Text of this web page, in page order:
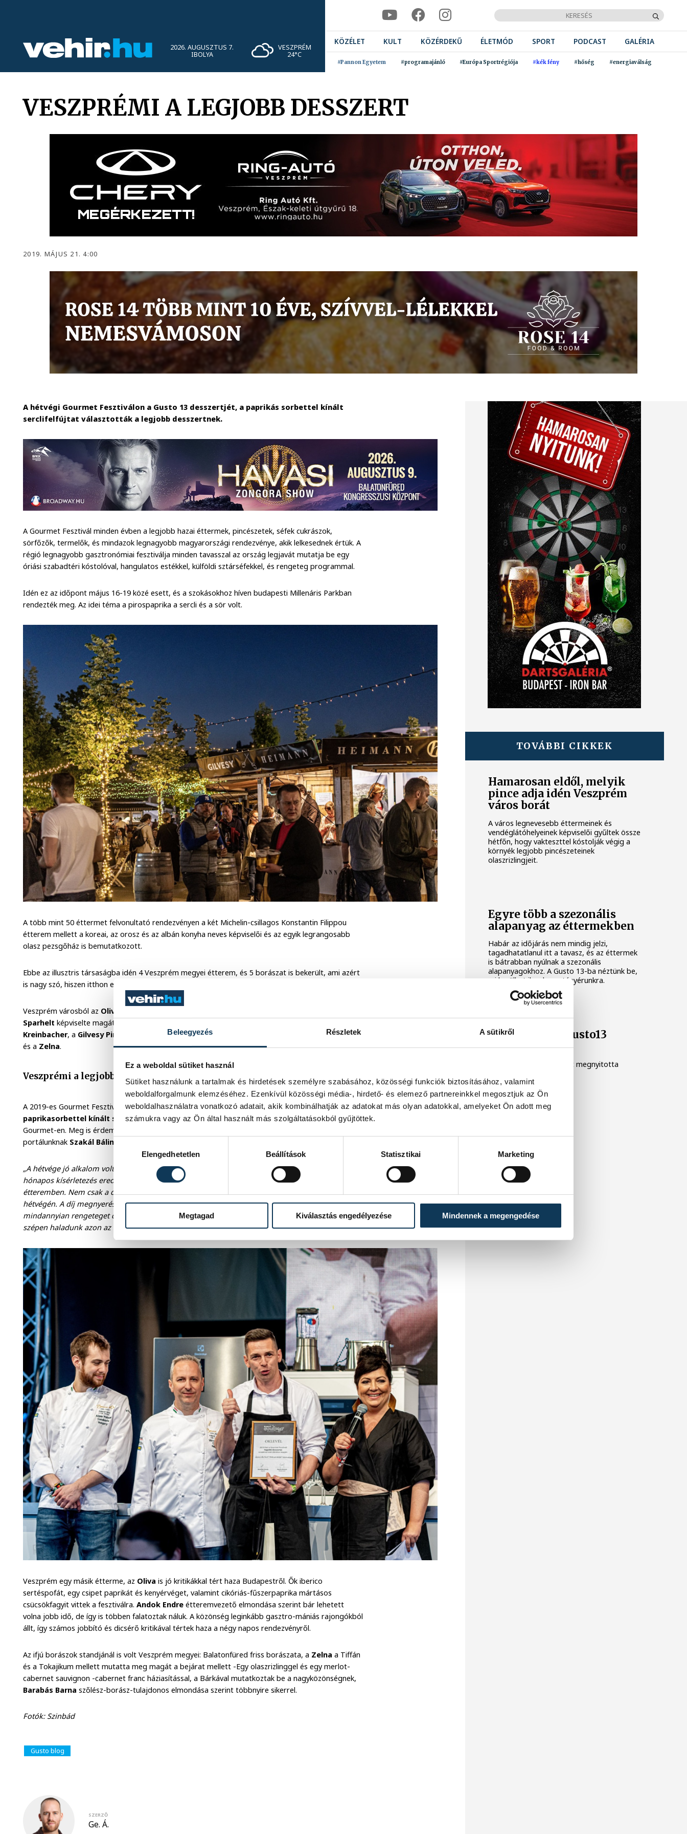
Beleegyezés Részletek A sütikről
Ez a weboldal sütiket használ
Sütiket használunk a tartalmak és hirdetések személyre szabásához, közösségi funkciók biztosításához, valamint
weboldalforgalmunk elemzéséhez. Ezenkívül közösségi média-, hirdető- és elemező partnereinkkel megosztjuk az Ön
weboldalhasználatra vonatkozó adatait, akik kombinálhatják az adatokat más olyan adatokkal, amelyeket Ön adott meg
számukra vagy az Ön által használt más szolgáltatásokból gyűjtöttek.
Hozzájárulás kiválasztása
Elengedhetetlen
Beállítások Statisztikai Marketing
Megtagad Kiválasztás engedélyezése Mindennek a megengedése
2026. AUGUSZTUS 7.
IBOLYA
VESZPRÉM
24°C
KÖZÉLET KULT KÖZÉRDEKŰ ÉLETMÓD SPORT PODCAST GALÉRIA
#Pannon Egyetem #programajánló #Európa Sportrégiója #kék fény #hőség #energiaválság
VESZPRÉMI A LEGJOBB DESSZERT
2019. MÁJUS 21. 4:00
A hétvégi Gourmet Fesztiválon a Gusto 13 desszertjét, a paprikás sorbettel kínált
serclifelfújtat választották a legjobb desszertnek.
A Gourmet Fesztivál minden évben a legjobb hazai éttermek, pincészetek, séfek cukrászok,
sörfőzők, termelők, és mindazok legnagyobb magyarországi rendezvénye, akik lelkesednek értük. A
régió legnagyobb gasztronómiai fesztiválja minden tavasszal az ország legjavát mutatja be egy
óriási szabadtéri kóstolóval, hangulatos estékkel, külföldi sztárséfekkel, és rengeteg programmal.
Idén ez az időpont május 16-19 közé esett, és a szokásokhoz híven budapesti Millenáris Parkban
rendezték meg. Az idei téma a pirospaprika a sercli és a sör volt.
A több mint 50 éttermet felvonultató rendezvényen a két Michelin-csillagos Konstantin Filippou
étterem mellett a koreai, az orosz és az albán konyha neves képviselői és az egyik legrangosabb
olasz pezsgőház is bemutatkozott.
Ebbe az illusztris társaságba idén 4 Veszprém megyei étterem, és 5 borászat is bekerült, ami azért
is nagy szó, hiszen itthon egyetlen megye sem adott ennyi szereplőt a fesztiválra.
Veszprém városból az Oliva Étterem
Sparhelt képviselte magát. A borstandokon olyan pincészetek álltak a megyéből mint a
Kreinbacher, a Gilvesy Pincészet Pálffy Szőlőbirtok
Káli Kövek Garage Winery
és a Zelna.
Veszprémi a legjobb desszert
A 2019-es Gourmet Fesztivál legjobb desszertje a szakmai zsűri döntése alapján a Gusto 13 Bistro
paprikasorbettel kínált serclifelfújtja lett. Az étterem már nyolcadik alkalommal vett részt a
Gourmet-en. Meg is érdemelték a díjat, ugyanis rengeteg munkát tettek bele. Ezt mondta
portálunknak Szakál Bálint
„A hétvége jó alkalom volt arra, hogy kiszabaduljunk a hétköznapokból. A nyertes desszert több
hónapos kísérletezés eredménye, amit hamarosan meg is kóstolhatnak a vendégeink az
étteremben. Nem csak a desszertjeink, hanem a többi fogásunk is jó kritikákat kapott egész
hétvégén. A díj megnyerése az egész csapat érdeme, ugyanis a mosogatónénitől a séfig
mindannyian rengeteget dolgozunk. Az elismerés jó visszacsatolás arra vonatkozóan, hogy
szépen haladunk azon az úton, amit kitaláltunk magunknak”.
Veszprém egy másik étterme, az Oliva is jó kritikákkal tért haza Budapestről. Ők iberico
sertéspofát, egy csipet paprikát és kenyérvéget, valamint cikóriás-fűszerpaprika mártásos
csücsökfagyit vittek a fesztiválra.Andok Endre étteremvezető elmondása szerint bár lehetett
volna jobb idő, de így is többen falatoztak náluk. A közönség leginkább gasztro-mániás rajongókból
állt, így számos jobbító és dicsérő kritikával tértek haza a négy napos rendezvényről.
Az ifjú borászok standjánál is volt Veszprém megyei: Balatonfüred friss borászata, a Zelna a Tiffán
és a Tokajikum mellett mutatta meg magát a bejárat mellett -Egy olaszrizlinggel és egy merlot-
cabernet sauvignon -cabernet franc háziasítással, a Bárkával mutatkoztak be a nagyközönségnek,
Barabás Barna szőlész-borász-tulajdonos elmondása szerint többnyire sikerrel.
Fotók: Szinbád
Gusto blog
SZERZŐ
Ge. Á.
TOVÁBBI CIKKEK
Hamarosan eldől, melyik
pince adja idén Veszprém
város borát
A város legnevesebb éttermeinek és
vendéglátóhelyeinek képviselői gyűltek össze
hétfőn, hogy vakteszttel kóstolják végig a
környék legjobb pincészeteinek
olaszrizlingjeit.
Egyre több a szezonális
alapanyag az éttermekben
Habár az időjárás nem mindig jelzi,
tagadhatatlanul itt a tavasz, és az éttermek
is bátrabban nyúlnak a szezonális
alapanyagokhoz. A Gusto 13-ba néztünk be,
mi kerülhet ilyenkor a tányérunkra.
Megnyitott a Gusto13
bisztró
A nyári szünet után ismét megnyitotta